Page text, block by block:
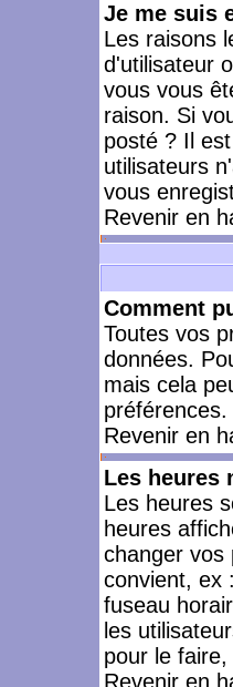
Je me suis
Les raisons
d'utilisateur
vous vous
raison. Si
posté ? Il
utilisateurs
vous
Revenir en
Comment
Toutes vos
données.
mais cela
préférences.
Revenir en
Les heures
Les heures
heures
changer vos
convient, ex
fuseau
les
pour le
Revenir en